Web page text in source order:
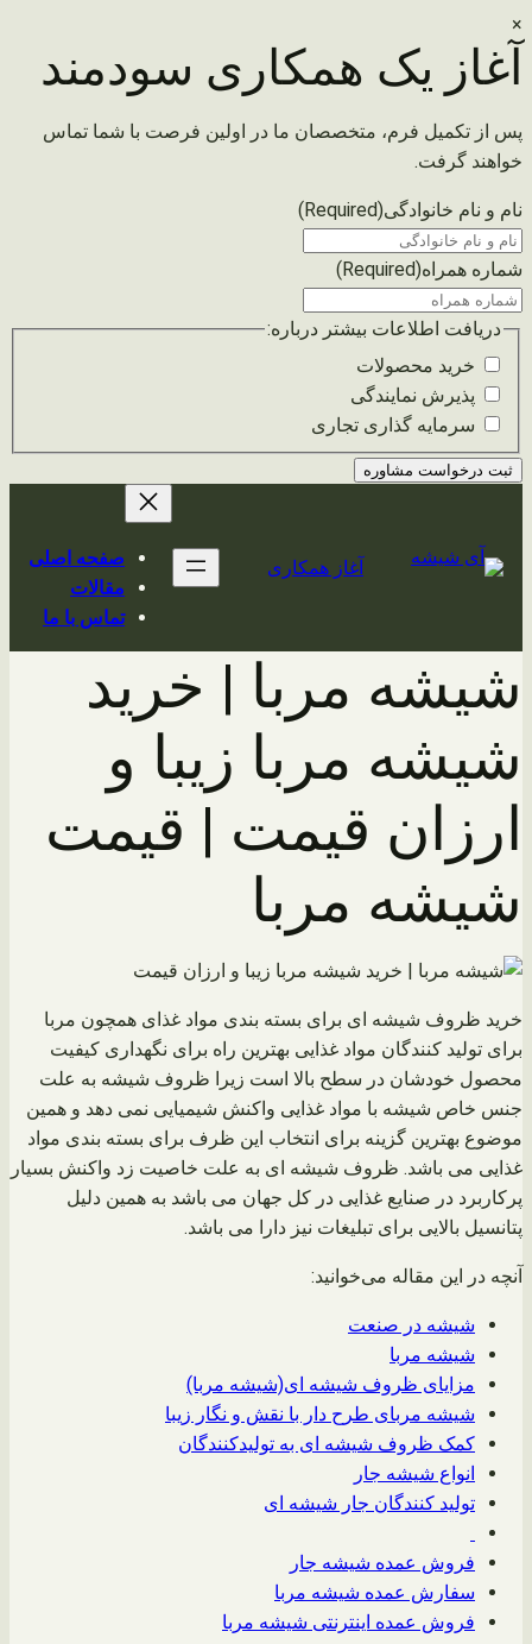
×
آغاز یک همکاری سودمند
پس از تکمیل فرم، متخصصان ما در اولین فرصت با شما تماس
خواهند گرفت.
نام و نام خانوادگی(Required)
شماره همراه(Required)
دریافت اطلاعات بیشتر درباره:
خرید محصولات
پذیرش نمایندگی
سرمایه گذاری تجاری
محتوا
آغاز همکاری
صفحه اصلی
مقالات
تماس با ما
شیشه مربا | خرید
شیشه مربا زیبا و
ارزان قیمت | قیمت
شیشه مربا
خرید ظروف شیشه ای برای بسته بندی مواد غذای همچون مربا
برای تولید کنندگان مواد غذایی بهترین راه برای نگهداری کیفیت
محصول خودشان در سطح بالا است زیرا ظروف شیشه به علت
جنس خاص شیشه با مواد غذایی واکنش شیمیایی نمی دهد و همین
موضوع بهترین گزینه برای انتخاب این ظرف برای بسته بندی مواد
غذایی می باشد. ظروف شیشه ای به علت خاصیت زد واکنش بسیار
پرکاربرد در صنایع غذایی در کل جهان می باشد به همین دلیل
پتانسیل بالایی برای تبلیغات نیز دارا می باشد.
آنچه در این مقاله می‌خوانید:
شیشه در صنعت
شیشه مربا
مزایای ظروف شیشه ای(شیشه مربا)
شیشه مربای طرح دار با نقش و نگار زیبا
کمک ظروف شیشه ای به تولیدکنندگان
انواع شیشه جار
تولید کنندگان جار شیشه ای
فروش عمده شیشه جار
سفارش عمده شیشه مربا
فروش عمده اینترنتی شیشه مربا